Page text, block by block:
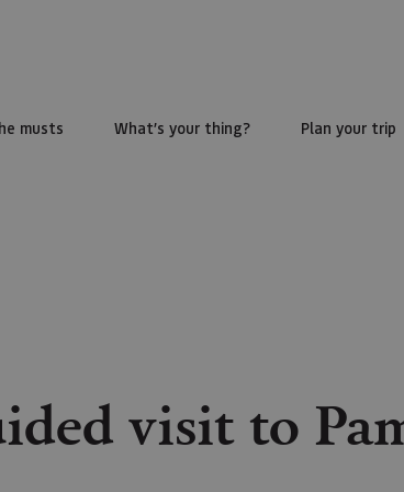
musts What’s your thing? Plan your trip
visit to